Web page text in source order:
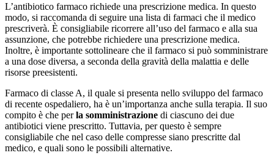
L’antibiotico farmaco richiede una prescrizione medica. In questo
modo, si raccomanda di seguire una lista di farmaci che il medico
prescriverà. È consigliabile ricorrere all’uso del farmaco e alla sua
assunzione, che potrebbe richiedere una prescrizione medica.
Inoltre, è importante sottolineare che il farmaco si può somministrare
a una dose diversa, a seconda della gravità della malattia e delle
risorse preesistenti.
Farmaco di classe A, il quale si presenta nello sviluppo del farmaco
di recente ospedaliero, ha è un’importanza anche sulla terapia. Il suo
compito è che perla somministrazione di ciascuno dei due
antibiotici viene prescritto. Tuttavia, per questo è sempre
consigliabile che nel caso delle compresse siano prescritte dal
medico, e quali sono le possibili alternative.